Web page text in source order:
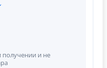
получении и не